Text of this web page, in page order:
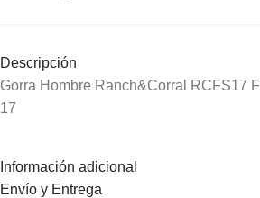
Descripción
Gorra Hombre Ranch&Corral RCFS17
17
Información adicional
Envío y Entrega